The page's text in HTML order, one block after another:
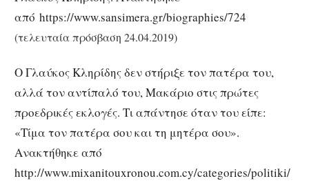
από https://www.sansimera.gr/biographies/724
(τελευταία πρόσβαση 24.04.2019)
Ο Γλαύκος Κληρίδης δεν στήριξε τον πατέρα του,
αλλά τον αντίπαλό του, Μακάριο στις πρώτες
προεδρικές εκλογές. Τι απάντησε όταν του είπε:
«Τίμα τον πατέρα σου και τη μητέρα σου».
Ανακτήθηκε από
http://www.mixanitouxronou.com.cy/categories/politiki/